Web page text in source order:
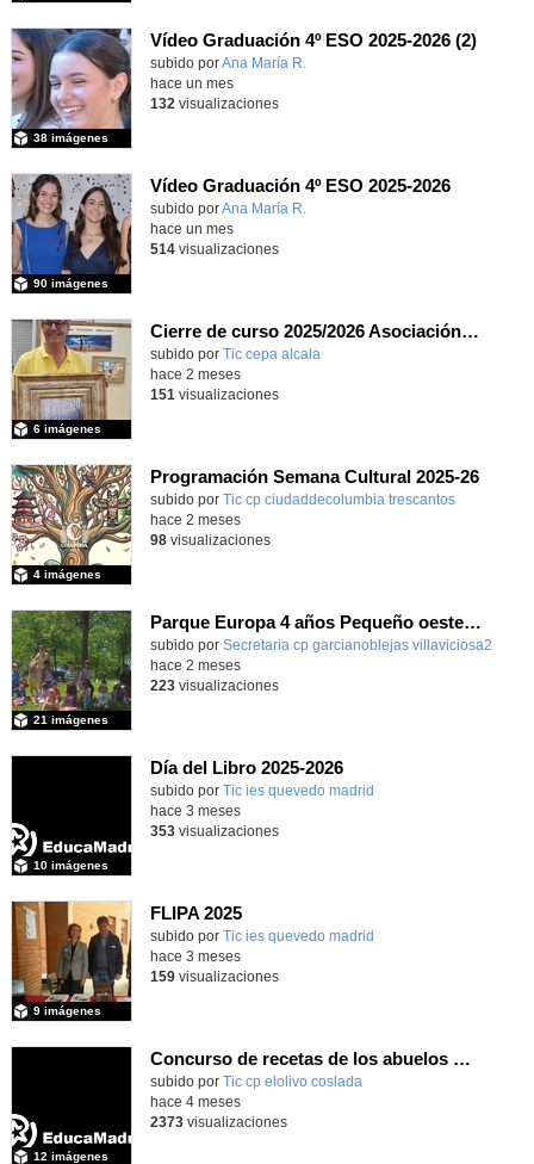
Vídeo Graduación 4º ESO 2025-2026 (2)
subido porAna María R.
38 imágenes
hace un mes
132 visualizaciones
Vídeo Graduación 4º ESO 2025-2026
subido porAna María R.
90 imágenes
hace un mes
514visualizaciones
Cierre de curso 2025/2026 Asociación cultural Don Juan I
subido por Tic cepa alcala
6 imágenes
hace 2 meses
151 visualizaciones
Programación Semana Cultural 2025-26
subido por Tic cp ciudaddecolumbia trescantos
4 imágenes
-
hace 2 meses
98visualizaciones
Parque Europa 4 años Pequeño oeste 2025-26
Contenido educativo.
subido por Secretaria cp garcianoblejas villaviciosa2
21 imágenes
hace 2 meses
223visualizaciones
Día del Libro 2025-2026
subido por Tic ies quevedo madrid
10 imágenes
hace 3 meses
353visualizaciones
FLIPA 2025
subido por Tic ies quevedo madrid
9 imágenes
hace 3 meses
159visualizaciones
Concurso de recetas de los abuelos CEIP El Olivo 2025/26
subido por Tic cp elolivo coslada
12 imágenes
hace 4 meses
2373visualizaciones